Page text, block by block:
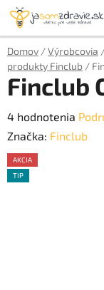
Prejsť
obsah
Domov /Výrobcovia
produkty Finclub /
Finclub
Priemerné
hodnotenie
produktu
je
4 hodnotenia
Značka: Finclub
AKCIA
TIP